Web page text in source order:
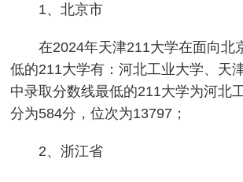
1、北京市
在2024年天津211大学在面向北
低的211大学有：河北工业大学、天
中录取分数线最低的211大学为河北
分为584分，位次为13797；
2、浙江省